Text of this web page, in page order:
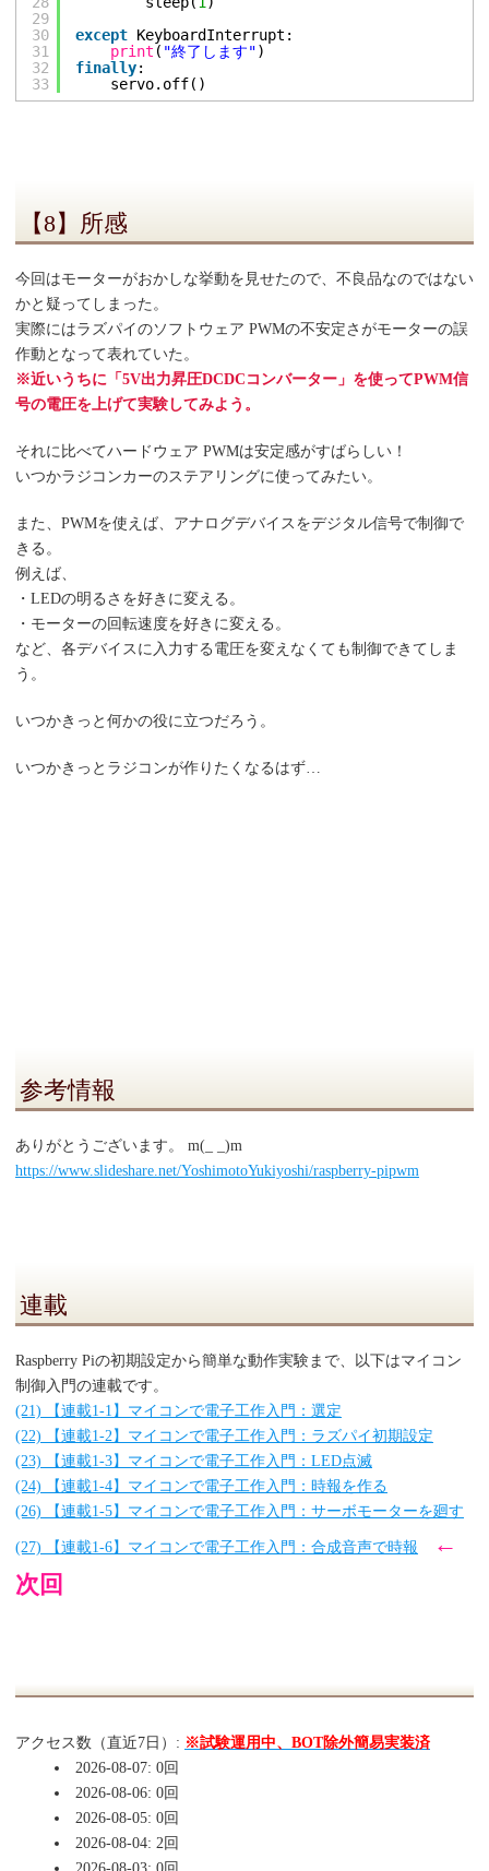
29
30
31
32
33
except KeyboardInterrupt:
print ( "終了します")
finally:
servo.off()
【8】所感
今回はモーターがおかしな挙動を見せたので、不良品なのではない
かと疑ってしまった。
実際にはラズパイのソフトウェア PWMの不安定さがモーターの誤
作動となって表れていた。
※近いうちに「5V出力昇圧DCDCコンバーター」を使ってPWM信
号の電圧を上げて実験してみよう。
それに比べてハードウェア PWMは安定感がすばらしい！
いつかラジコンカーのステアリングに使ってみたい。
また、PWMを使えば、アナログデバイスをデジタル信号で制御で
きる。
例えば、
・LEDの明るさを好きに変える。
・モーターの回転速度を好きに変える。
など、各デバイスに入力する電圧を変えなくても制御できてしま
う。
いつかきっと何かの役に立つだろう。
いつかきっとラジコンが作りたくなるはず…
参考情報
ありがとうございます。 m(_ _)m
https://www.slideshare.net/YoshimotoYukiyoshi/raspberry-pipwm
連載
Raspberry Piの初期設定から簡単な動作実験まで、以下はマイコン
制御入門の連載です。
(21) 【連載1-1】マイコンで電子工作入門：選定
(22) 【連載1-2】マイコンで電子工作入門：ラズパイ初期設定
(23) 【連載1-3】マイコンで電子工作入門：LED点滅
(24) 【連載1-4】マイコンで電子工作入門：時報を作る
(26) 【連載1-5】マイコンで電子工作入門：サーボモーターを廻す
(27) 【連載1-6】マイコンで電子工作入門：合成音声で時報
←
次回
アクセス数（直近7日）: ※試験運用中、BOT除外簡易実装済
2026-08-07: 0回
2026-08-06: 0回
2026-08-05: 0回
2026-08-04: 2回